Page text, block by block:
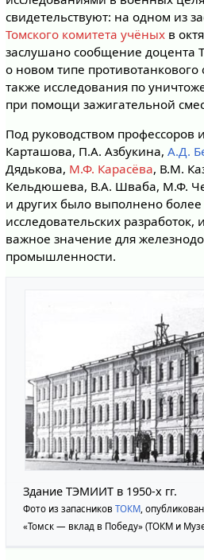
свидетельствуют: на одном из
Томского комитета учёныхв
заслушано сообщение доцента
о новом типе противотанкового
также исследования по
при помощи зажигательной
Под руководством профессоров
Карташова, П.А. Азбукина, А.Д.
Дядькова, М.Ф. Карасёва, В.М.
Кельдюшева, В.А. Шваба, М.Ф.
и других было выполнено
исследовательских
важное значение для
промышленности.
Здание ТЭМИИТ в 1950-х гг.
Фото из запасниковТОКМ,
«Томск — вклад в Победу» (ТОКМ и